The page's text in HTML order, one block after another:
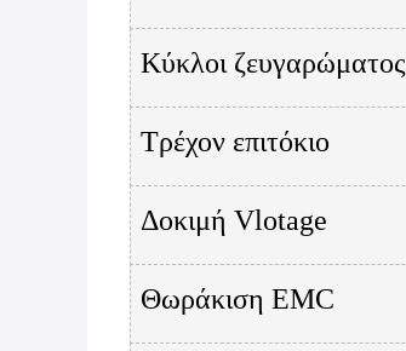
Κύκλοι ζευγαρώματος
Τρέχον επιτόκιο
Δοκιμή Vlotage
Θωράκιση EMC